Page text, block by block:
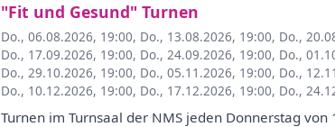
"Fit und Gesund" Turnen
Do., 06.08.2026, 19:00, Do., 13.08.2026, 19:00, Do.,
Do., 17.09.2026, 19:00, Do., 24.09.2026, 19:00, Do.,
Do., 29.10.2026, 19:00, Do., 05.11.2026, 19:00, Do.,
Do., 10.12.2026, 19:00, Do., 17.12.2026, 19:00, Do.,
Turnen im Turnsaal der NMS jeden Donnerstag